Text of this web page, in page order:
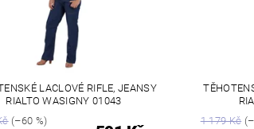
LACLOVÉ RIFLE, JEANSY
RIALTO WASIGNY 01043
(–60 %)
1 179 Kč